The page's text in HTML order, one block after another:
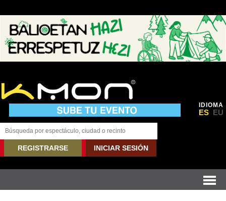
IDIOMA
ES EU
REGISTRARSE INICIAR SESIÓN